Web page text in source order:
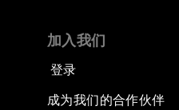
加入我们
登录
成为我们的合作伙伴